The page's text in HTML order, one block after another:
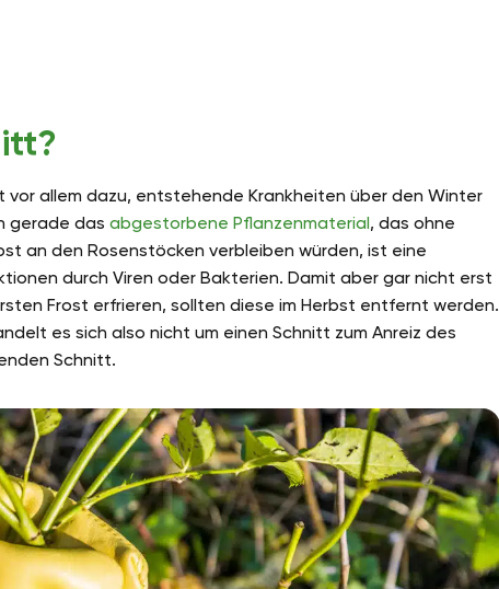
allem dazu, entstehende Krankheiten über den Winter
gerade das abgestorbene Pflanzenmaterial, das ohne
an den Rosenstöcken verbleiben würden, ist eine
durch Viren oder Bakterien. Damit aber gar nicht erst
Frost erfrieren, sollten diese im Herbst entfernt werden.
es sich also nicht um einen Schnitt zum Anreiz des
Schnitt.